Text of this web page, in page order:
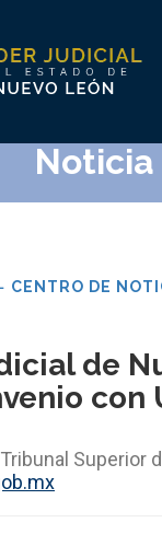
Noticia
CENTRO DE
de
con
Tribunal Superior